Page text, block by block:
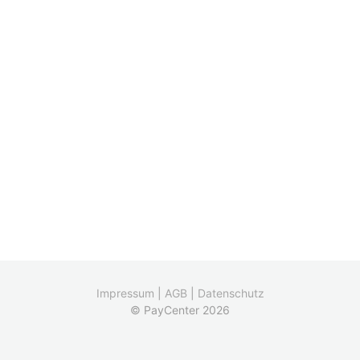
Impressum AGB
Datenschutz
© PayCenter 2026